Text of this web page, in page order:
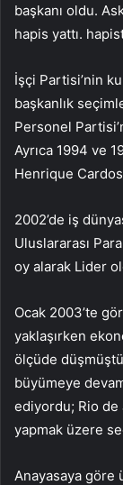
başkanı oldu.
hapis yattı.
İşçi Partisi’nin
başkanlık
Personel
Ayrıca 1994 ve
Henrique
2002’de iş
Uluslararası
oy alarak Lider
Ocak 2003’te
yaklaşırken
ölçüde
büyümeye
ediyordu; Rio de
yapmak üzere
Anayasaya göre